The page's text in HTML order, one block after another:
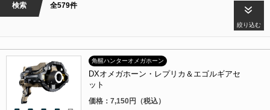
検索 全579件
絞り込む
角醒ハンターオメガホーン
DXオメガホーン・レプリカ＆エゴルギアセ
ット
価格：7,150円（税込）